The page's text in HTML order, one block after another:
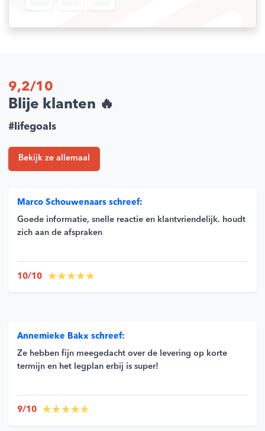
9,2/10
Blije klanten 🔥
#lifegoals
Bekijk ze allemaal
Marco Schouwenaars schreef:
Goede informatie, snelle reactie en klantvriendelijk. houdt
zich aan de afspraken
10/10
Annemieke Bakx schreef:
Ze hebben fijn meegedacht over de levering op korte
termijn en het legplan erbij is super!
9/10